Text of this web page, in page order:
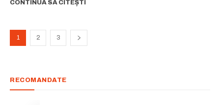
CONTINUĂ SĂ CITEȘTI
1 2 3
RECOMANDATE